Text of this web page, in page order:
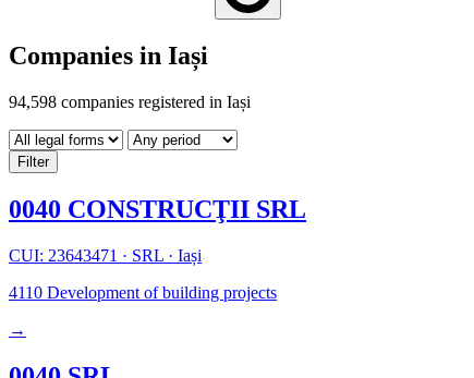
Companies in Iași
94,598 companies registered in Iași
Filter
0040 CONSTRUCŢII SRL
CUI: 23643471 · SRL · Iași
4110 Development of building projects
→